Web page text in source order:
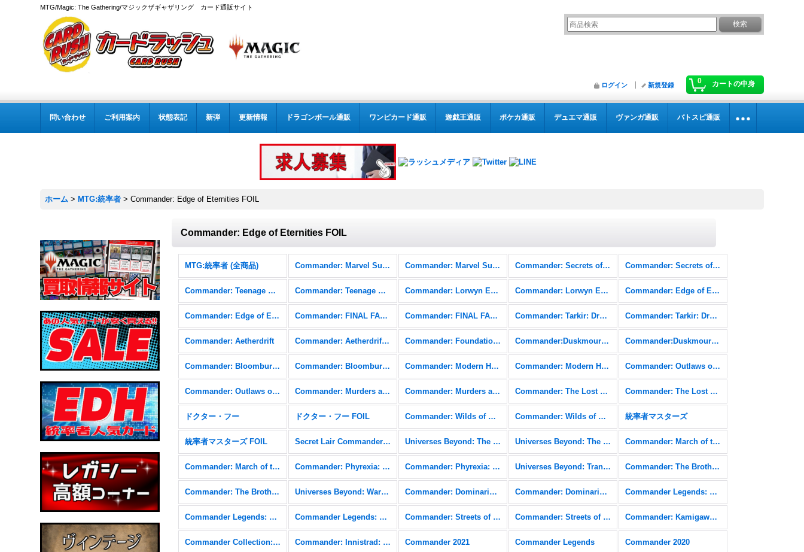
MTG/Magic: The Gathering/マジックザギャザリング カード通販サイト
0 カートの中身
ログイン 新規登録
問い合わせ ご利用案内 状態表記 新弾 更新情報 ドラゴンボール通販 ワンピカード通販 遊戯王通販 ポケカ通販 デュエマ通販 ヴァンガ通販 バトスピ通販
ホーム > MTG:統率者 > Commander: Edge of Eternities FOIL
Commander: Edge of Eternities FOIL
MTG:統率者 (全商品) Commander: Marvel Super Heroes Commander: Marvel Super Heroes FOIL Commander: Secrets of Strixhaven Commander: Secrets of Strixhaven FOIL
Commander: Teenage Mutant Ninja Turtles Commander: Teenage Mutant Ninja Turtles FOIL Commander: Lorwyn Eclipsed Commander: Lorwyn Eclipsed FOIL Commander: Edge of Eternities
Commander: Edge of Eternities FOIL Commander: FINAL FANTASY Commander: FINAL FANTASY FOIL Commander: Tarkir: Dragonstorm Commander: Tarkir: Dragonstorm FOIL
Commander: Aetherdrift Commander: Aetherdrift FOIL Commander: Foundations Commander:Duskmourn: House of Horror Commander:Duskmourn: House of Horror FOIL
Commander: Bloomburrow Commander: Bloomburrow FOIL Commander: Modern Horizons 3 Commander: Modern Horizons 3 FOIL Commander: Outlaws of Thunder Junction
Commander: Outlaws of Thunder Junction FOIL Commander: Murders at Karlov Manor Commander: Murders at Karlov Manor FOIL Commander: The Lost Caverns of Ixalan Commander: The Lost Caverns of Ixalan FOIL
ドクター・フー ドクター・フー FOIL Commander: Wilds of Eldraine Commander: Wilds of Eldraine FOIL 統率者マスターズ
統率者マスターズ FOIL Secret Lair Commander: From Cute to Brute Universes Beyond: The Lord of the Rings: Tales of Middle-earth Universes Beyond: The Lord of the Rings: Tales of Middle-earth FOIL Commander: March of the Machine
Commander: March of the Machine FOIL Commander: Phyrexia: All Will Be One Commander: Phyrexia: All Will Be One FOIL Universes Beyond: Transformers Commander: The Brothers' War
Commander: The Brothers' War FOIL Universes Beyond: Warhammer 40,000 (40K) Commander: Dominaria United Commander: Dominaria United FOIL Commander Legends: Battle for Baldur's Gate
Commander Legends: Battle for Baldur's Gate FOIL Commander Legends: Battle for Baldur's Gate Commander Commander: Streets of New Capenna Commander: Streets of New Capenna FOIL Commander: Kamigawa: Neon Dynasty
Commander Collection: Black Commander: Innistrad: Crimson Vow Commander 2021 Commander Legends Commander 2020